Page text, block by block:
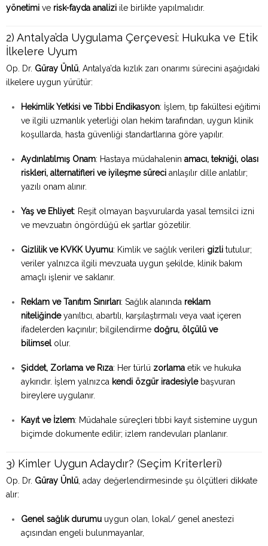
yönetimi ve risk-fayda analizi ile birlikte yapılmalıdır.
2) Antalya’da Uygulama Çerçevesi: Hukuka ve Etik
İlkelere Uyum
Op. Dr. Güray Ünlü, Antalya’da kızlık zarı onarımı sürecini aşağıdaki
ilkelere uygun yürütür:
Hekimlik Yetkisi ve Tıbbi Endikasyon: İşlem, tıp fakültesi eğitimi
ve ilgili uzmanlık yeterliği olan hekim tarafından, uygun klinik
koşullarda, hasta güvenliği standartlarına göre yapılır.
Aydınlatılmış Onam: Hastaya müdahalenin amacı, tekniği, olası
riskleri, alternatifleri ve iyileşme süreci anlaşılır dille anlatılır;
yazılı onam alınır.
Yaş ve Ehliyet: Reşit olmayan başvurularda yasal temsilci izni
ve mevzuatın öngördüğü ek şartlar gözetilir.
Gizlilik ve KVKK Uyumu: Kimlik ve sağlık verileri gizli tutulur;
veriler yalnızca ilgili mevzuata uygun şekilde, klinik bakım
amaçlı işlenir ve saklanır.
Reklam ve Tanıtım Sınırları: Sağlık alanında reklam
niteliğindeyanıltıcı, abartılı, karşılaştırmalı veya vaat içeren
ifadelerden kaçınılır; bilgilendirme doğru, ölçülü ve
bilimselolur.
Şiddet, Zorlama ve Rıza: Her türlü zorlama etik ve hukuka
aykırıdır. İşlem yalnızca kendi özgür iradesiylebaşvuran
bireylere uygulanır.
Kayıt ve İzlem: Müdahale süreçleri tıbbi kayıt sistemine uygun
biçimde dokumente edilir; izlem randevuları planlanır.
3) Kimler Uygun Adaydır? (Seçim Kriterleri)
Op. Dr. Güray Ünlü, aday değerlendirmesinde şu ölçütleri dikkate
alır:
Genel sağlık durumu uygun olan, lokal/ genel anestezi
açısından engeli bulunmayanlar,